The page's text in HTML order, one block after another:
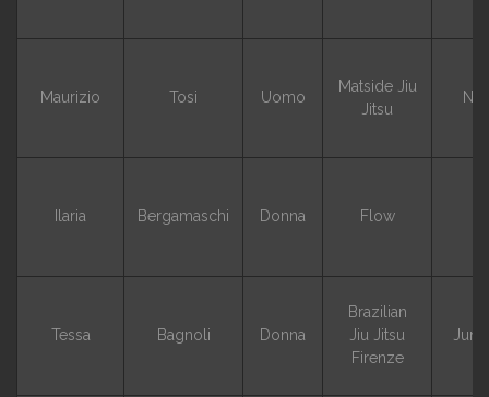
Maurizio Tosi Uomo
Matside Jiu
Jitsu
Ilaria Bergamaschi Donna Flow
Tessa Bagnoli Donna
Brazilian
Jiu Jitsu
Firenze